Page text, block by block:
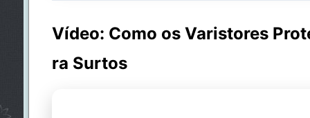
Vídeo: Como os Varistores
ra Surtos